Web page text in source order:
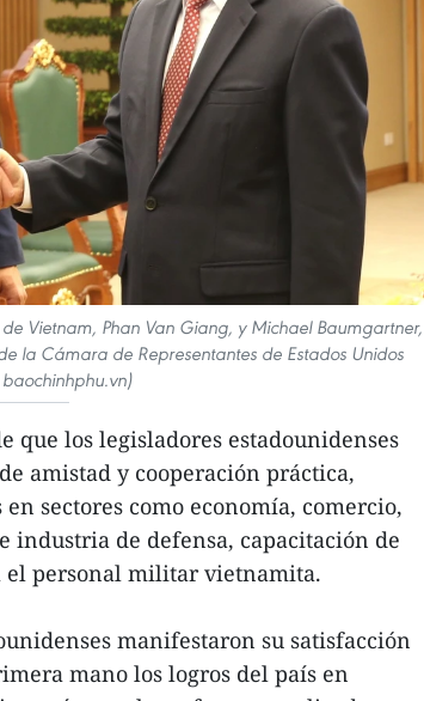
Vietnam, Phan Van Giang, y Michael Baumgartner,
la Cámara de Representantes de Estados Unidos
baochinhphu.vn)
que los legisladores estadounidenses
amistad y cooperación práctica,
sectores como economía, comercio,
industria de defensa, capacitación de
el personal militar vietnamita.
manifestaron su satisfacción
mano los logros del país en